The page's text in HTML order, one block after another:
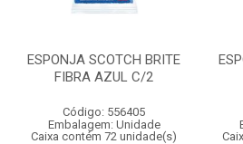
ESPONJA SCOTCH BRITE
FIBRA AZUL C/2
Código: 556405
Embalagem: Unidade
Caixa contém 72 unidade(s)